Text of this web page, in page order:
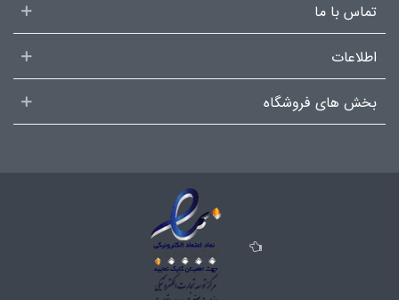
تماس با ما
اطلاعات
بخش های فروشگاه